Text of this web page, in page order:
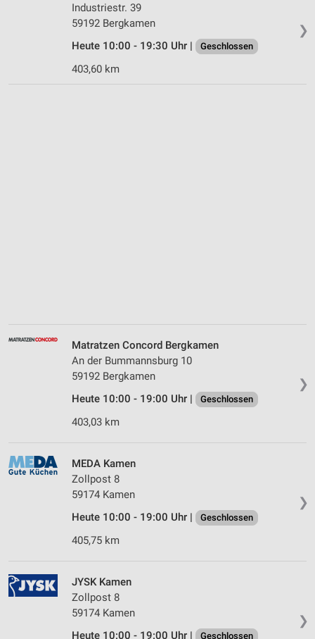
❯
Industriestr. 39
59192 Bergkamen
Heute 10:00 - 19:30 Uhr |
Geschlossen
403,60 km
❯
Matratzen Concord Bergkamen
An der Bummannsburg 10
59192 Bergkamen
Heute 10:00 - 19:00 Uhr |
Geschlossen
403,03 km
❯
MEDA Kamen
Zollpost 8
59174 Kamen
Heute 10:00 - 19:00 Uhr |
Geschlossen
405,75 km
❯
JYSK Kamen
Zollpost 8
59174 Kamen
Heute 10:00 - 19:00 Uhr |
Geschlossen